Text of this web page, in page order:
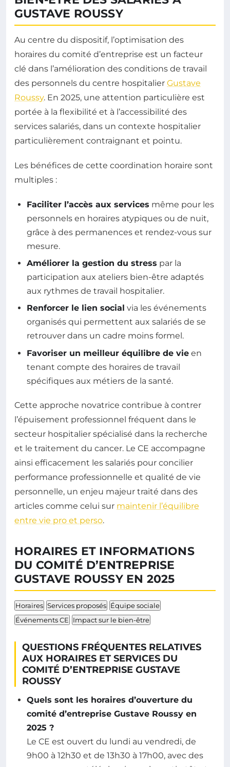
GUSTAVE ROUSSY
Au centre du dispositif, l’optimisation des
horaires du comité d’entreprise est un facteur
clé dans l’amélioration des conditions de travail
des personnels du centre hospitalier Gustave
Roussy. En 2025, une attention particulière est
portée à la flexibilité et à l’accessibilité des
services salariés, dans un contexte hospitalier
particulièrement contraignant et pointu.
Les bénéfices de cette coordination horaire sont
multiples :
Faciliter l’accès aux services même pour les
personnels en horaires atypiques ou de nuit,
grâce à des permanences et rendez-vous sur
mesure.
Améliorer la gestion du stress par la
participation aux ateliers bien-être adaptés
aux rythmes de travail hospitalier.
Renforcer le lien social via les événements
organisés qui permettent aux salariés de se
retrouver dans un cadre moins formel.
Favoriser un meilleur équilibre de vie en
tenant compte des horaires de travail
spécifiques aux métiers de la santé.
Cette approche novatrice contribue à contrer
l’épuisement professionnel fréquent dans le
secteur hospitalier spécialisé dans la recherche
et le traitement du cancer. Le CE accompagne
ainsi efficacement les salariés pour concilier
performance professionnelle et qualité de vie
personnelle, un enjeu majeur traité dans des
articles comme celui sur maintenir l’équilibre
entre vie pro et perso.
HORAIRES ET INFORMATIONS
DU COMITÉ D’ENTREPRISE
GUSTAVE ROUSSY EN 2025
Horaires Services proposés Équipe sociale
Événements CE
Impact sur le bien-être
QUESTIONS FRÉQUENTES RELATIVES
AUX HORAIRES ET SERVICES DU
COMITÉ D’ENTREPRISE GUSTAVE
ROUSSY
Quels sont les horaires d’ouverture du
comité d’entreprise Gustave Roussy en
2025 ?
Le CE est ouvert du lundi au vendredi, de
9h00 à 12h30 et de 13h30 à 17h00, avec des